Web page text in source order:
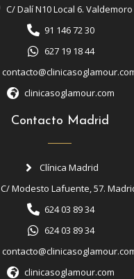
C/ Dalí N10 Local 6. Valdemoro
91 146 72 30
627 19 18 44
clinicasoglamour.com
Contacto Madrid
Clínica Madrid
C/ Modesto Lafuente, 57.
624 03 89 34
624 03 89 34
clinicasoglamour.com